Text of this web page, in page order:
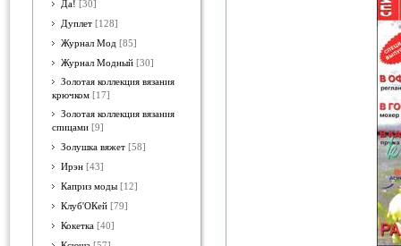
Да! [30]
Дуплет [128]
Журнал Мод [85]
Журнал Модный [30]
Золотая коллекция вязания
крючком [17]
Золотая коллекция вязания
спицами [9]
Золушка вяжет [58]
Ирэн [43]
Каприз моды [12]
Клуб'ОКей [79]
Кокетка [40]